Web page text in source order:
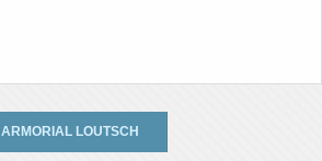
ARMORIAL LOUTSCH